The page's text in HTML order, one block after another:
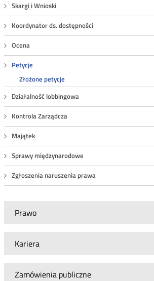
Skargi i Wnioski
Koordynator ds. dostępności
Ocena
Petycje
Złożone petycje
Działalność lobbingowa
Kontrola Zarządcza
Majątek
Sprawy międzynarodowe
Zgłoszenia naruszenia prawa
Prawo
Kariera
Zamówienia publiczne